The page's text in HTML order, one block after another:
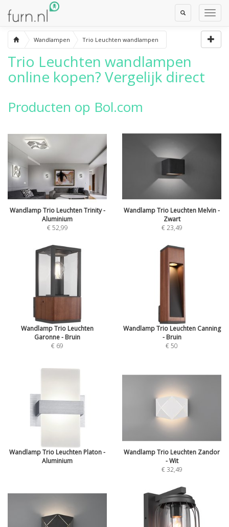
Toggle
Search
Wandlampen Trio Leuchten wandlampen
Trio Leuchten wandlampen
online kopen? Vergelijk direct
Producten op Bol.com
Wandlamp Trio Leuchten Trinity -
Aluminium
€ 52,99
Wandlamp Trio Leuchten Melvin -
Zwart
€ 23,49
Wandlamp Trio Leuchten
Garonne - Bruin
€ 69
Wandlamp Trio Leuchten Canning
- Bruin
€ 50
Wandlamp Trio Leuchten Platon -
Aluminium
Wandlamp Trio Leuchten Zandor
- Wit
€ 32,49